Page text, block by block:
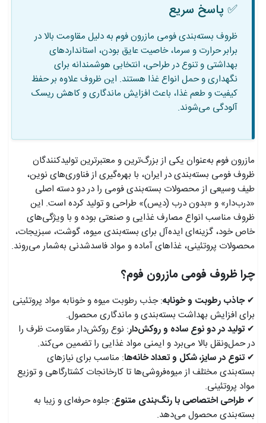
✅ پاسخ سریع
ظروف بسته‌بندی فومی مازرون فوم به دلیل مقاومت بالا در
برابر حرارت و سرما، خاصیت عایق بودن، استانداردهای
بهداشتی و تنوع در طراحی، انتخابی هوشمندانه برای
نگهداری و حمل انواع غذا هستند. این ظروف علاوه بر حفظ
کیفیت و طعم غذا، باعث افزایش ماندگاری و کاهش ریسک
آلودگی می‌شوند.
مازرون فوم به‌عنوان یکی از بزرگ‌ترین و معتبرترین تولیدکنندگان
ظروف فومی بسته‌بندی در ایران، با بهره‌گیری از فناوری‌های نوین،
طیف وسیعی از محصولات بسته‌بندی فومی را در دو دسته اصلی
«درب‌دار» و «بدون درب (دیس)» طراحی و تولید کرده است. این
ظروف مناسب انواع مصارف غذایی و صنعتی بوده و با ویژگی‌های
خاص خود، گزینه‌ای ایده‌آل برای بسته‌بندی میوه، گوشت، سبزیجات،
محصولات پروتئینی، غذاهای آماده و مواد فاسدشدنی به‌شمار می‌روند.
چرا ظروف فومی مازرون فوم؟
✔جاذب رطوبت و خونابه: جذب رطوبت میوه و خونابه مواد پروتئینی
برای افزایش بهداشت بسته‌بندی و ماندگاری محصول.
✔ تولید در دو نوع ساده و روکش‌دار: نوع روکش‌دار مقاومت ظرف را
در حمل‌ونقل بالا می‌برد و ایمنی مواد غذایی را تضمین می‌کند.
✔ تنوع در سایز، شکل و تعداد خانه‌ها: مناسب برای نیازهای
بسته‌بندی مختلف از میوه‌فروشی‌ها تا کارخانجات کشتارگاهی و توزیع
مواد پروتئینی.
✔ طراحی اختصاصی با رنگ‌بندی متنوع: جلوه حرفه‌ای و زیبا به
بسته‌بندی محصول می‌دهد.